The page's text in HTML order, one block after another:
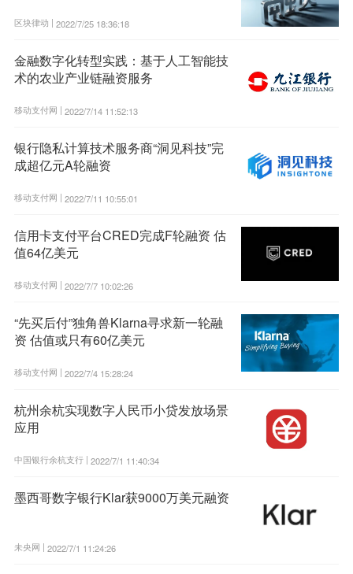
区块律动 | 2022/7/25 18:36:18
金融数字化转型实践：基于人工智能技
术的农业产业链融资服务
移动支付网 | 2022/7/14 11:52:13
银行隐私计算技术服务商“洞见科技”完
成超亿元A轮融资
移动支付网 | 2022/7/11 10:55:01
信用卡支付平台CRED完成F轮融资 估
值64亿美元
移动支付网 | 2022/7/7 10:02:26
“先买后付”独角兽Klarna寻求新一轮融
资 估值或只有60亿美元
移动支付网 | 2022/7/4 15:28:24
杭州余杭实现数字人民币小贷发放场景
应用
中国银行余杭支行 | 2022/7/1 11:40:34
墨西哥数字银行Klar获9000万美元融资
未央网 | 2022/7/1 11:24:26